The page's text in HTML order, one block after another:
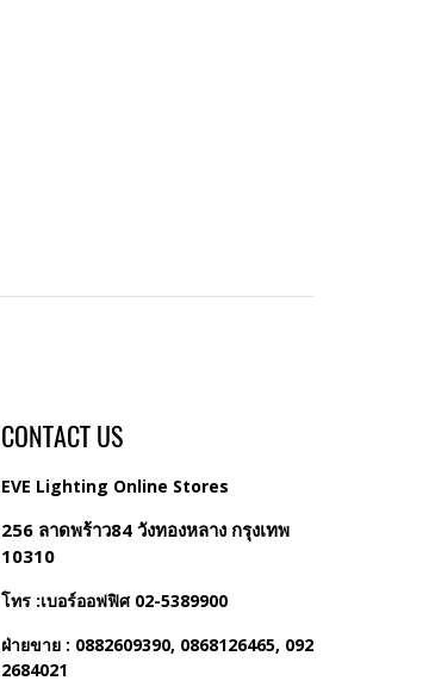
CONTACT US
EVE Lighting Online Stores
256 ลาดพร้าว84 วังทองหลาง กรุงเทพ
10310
โทร :เบอร์ออฟฟิศ 02-5389900
ฝ่ายขาย : 0882609390, 0868126465, 092
2684021